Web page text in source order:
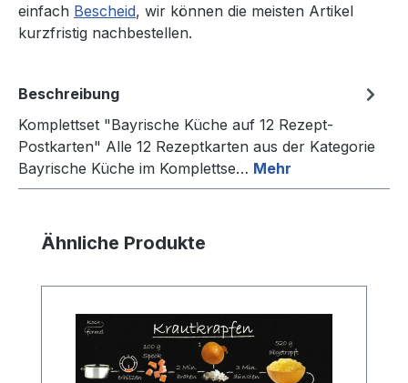
einfach Bescheid, wir können die meisten Artikel
kurzfristig nachbestellen.
Beschreibung
Komplettset "Bayrische Küche auf 12 Rezept-
Postkarten" Alle 12 Rezeptkarten aus der Kategorie
Bayrische Küche im Komplettse… Mehr
Produktgalerie überspringen
Ähnliche Produkte